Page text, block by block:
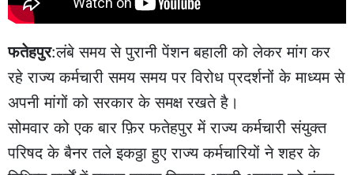
फतेहपुर:लंबे समय से पुरानी पेंशन बहाली को लेकर मांग कर
रहे राज्य कर्मचारी समय समय पर विरोध प्रदर्शनों के माध्यम से
अपनी मांगों को सरकार के समक्ष रखते है।
सोमवार को एक बार फ़िर फतेहपुर में राज्य कर्मचारी संयुक्त
परिषद के बैनर तले इकठ्ठा हुए राज्य कर्मचारियों ने शहर के